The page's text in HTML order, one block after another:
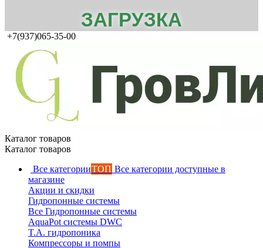
ЗАГРУЗКА
+7(937)065-35-00
Каталог товаров
Каталог товаров
Все категорииТОП Все категории доступные в
магазине
Акции и скидки
Гидропонные системы
Все Гидропонные системы
AquaPot системы DWC
T.A. гидропоника
Компрессоры и помпы